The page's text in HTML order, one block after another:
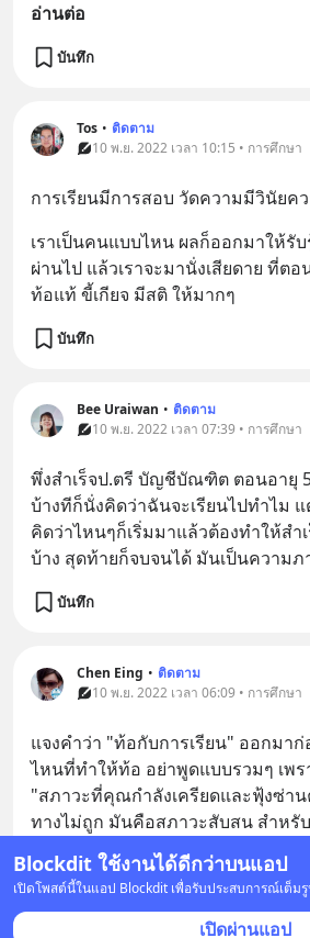
Blockdit ใช้งานได้ดีกว่าบนแอป
เปิดโพสต์นี้ในแอป Blockdit เพื่อรับประสบการณ์เต็ม
เปิดผ่านแอป
อ่านต่อ
บันทึก
Tos • ติดตาม
10 พ.ย. 2022 เวลา 10:15 • การศึกษา
การเรียนมีการสอบ วัดความมีวินัยค
เราเป็นคนแบบไหน ผลก็ออกมาให้รั
ผ่านไป แล้วเราจะมานั่งเสียดาย ที่ต
ท้อแท้ ขี้เกียจ มีสติ ให้มากๆ
บันทึก
Bee Uraiwan • ติดตาม
10 พ.ย. 2022 เวลา 07:39 • การศึกษา
พึ่งสำเร็จป.ตรี บัญชีบัณฑิต ตอนอายุ
บ้างทีก็นั่งคิดว่าฉันจะเรียนไปทำไม
คิดว่าไหนๆก็เริ่มมาแล้วต้องทำให้สำ
บ้าง สุดท้ายก็จบจนได้ มันเป็นความ
บันทึก
Chen Eing • ติดตาม
10 พ.ย. 2022 เวลา 06:09 • การศึกษา
แจงคำว่า "ท้อกับการเรียน" ออกมา
ไหนที่ทำให้ท้อ อย่าพูดแบบรวมๆ เพ
"สภาวะที่คุณกำลังเครียดและฟุ้งซ่า
ทางไม่ถูก มันคือสภาวะสับสน สำหรั
ดูเพิ่มเติม
1
บันทึก